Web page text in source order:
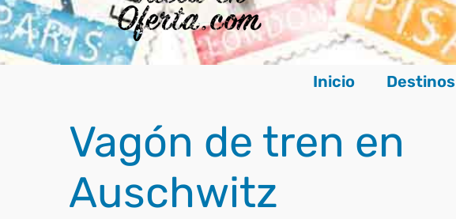
Inicio Destinos
Vagón de tren en
Auschwitz